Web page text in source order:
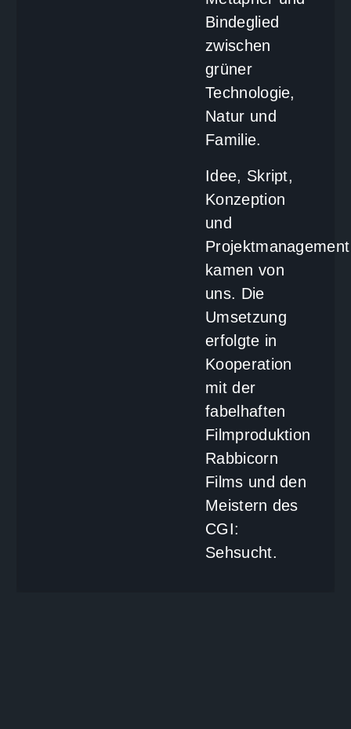
Bindeglied
zwischen
grüner
Technologie,
Natur und
Familie.
Idee, Skript,
Konzeption
und
Projektmanagement
kamen von
uns. Die
Umsetzung
erfolgte in
Kooperation
mit der
fabelhaften
Filmproduktion
Rabbicorn
Films und den
Meistern des
CGI:
Sehsucht.